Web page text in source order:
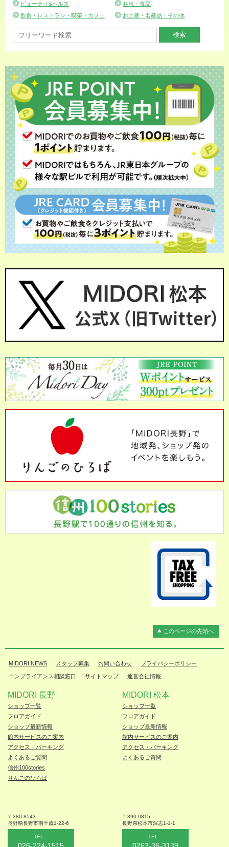
ビューティ&ヘルス
弁当・食品
飲食・レストラン・喫茶・カフェ
お土産・名産品・その他
このページの先頭へ
MIDORI NEWS スタッフ募集 お問い合わせ プライバシーポリシー
コンプライアンス相談窓口 サイトマップ 運営会社情報
MIDORI 長野
ショップ一覧
フロアガイド
ショップ最新情報
館内サービスのご案内
アクセス・パーキング
よくあるご質問
信州100stories
りんごのひろば
〒380-8543
長野県長野市南千歳1-22-6
TEL
026-224-1515
MIDORI 松本
ショップ一覧
フロアガイド
ショップ最新情報
館内サービスのご案内
アクセス・パーキング
よくあるご質問
〒390-0815
長野県松本市深志1-1-1
TEL
0263-36-3139